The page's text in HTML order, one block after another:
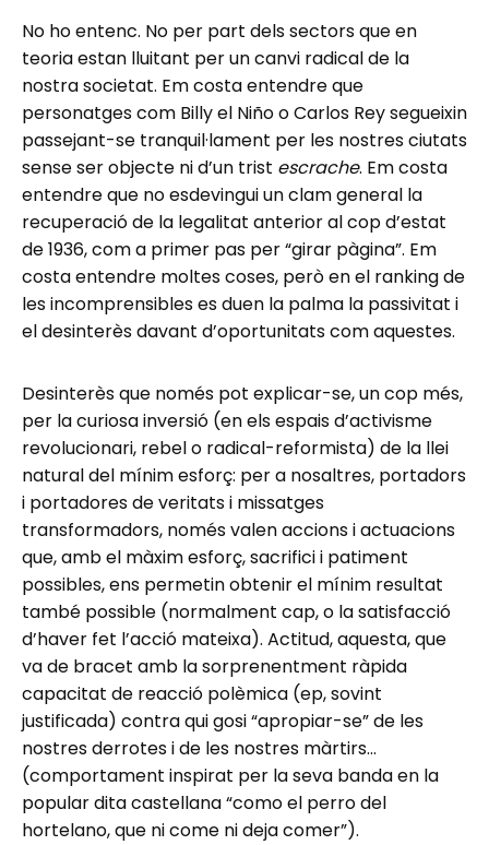
No ho entenc. No per part dels sectors que en
teoria estan lluitant per un canvi radical de la
nostra societat. Em costa entendre que
personatges com Billy el Niño o Carlos Rey segueixin
passejant-se tranquil·lament per les nostres ciutats
sense ser objecte ni d’un trist escrache. Em costa
entendre que no esdevingui un clam general la
recuperació de la legalitat anterior al cop d’estat
de 1936, com a primer pas per “girar pàgina”. Em
costa entendre moltes coses, però en el ranking de
les incomprensibles es duen la palma la passivitat i
el desinterès davant d’oportunitats com aquestes.
Desinterès que només pot explicar-se, un cop més,
per la curiosa inversió (en els espais d’activisme
revolucionari, rebel o radical-reformista) de la llei
natural del mínim esforç: per a nosaltres, portadors
i portadores de veritats i missatges
transformadors, només valen accions i actuacions
que, amb el màxim esforç, sacrifici i patiment
possibles, ens permetin obtenir el mínim resultat
també possible (normalment cap, o la satisfacció
d’haver fet l’acció mateixa). Actitud, aquesta, que
va de bracet amb la sorprenentment ràpida
capacitat de reacció polèmica (ep, sovint
justificada) contra qui gosi “apropiar-se” de les
nostres derrotes i de les nostres màrtirs…
(comportament inspirat per la seva banda en la
popular dita castellana “como el perro del
hortelano, que ni come ni deja comer”).